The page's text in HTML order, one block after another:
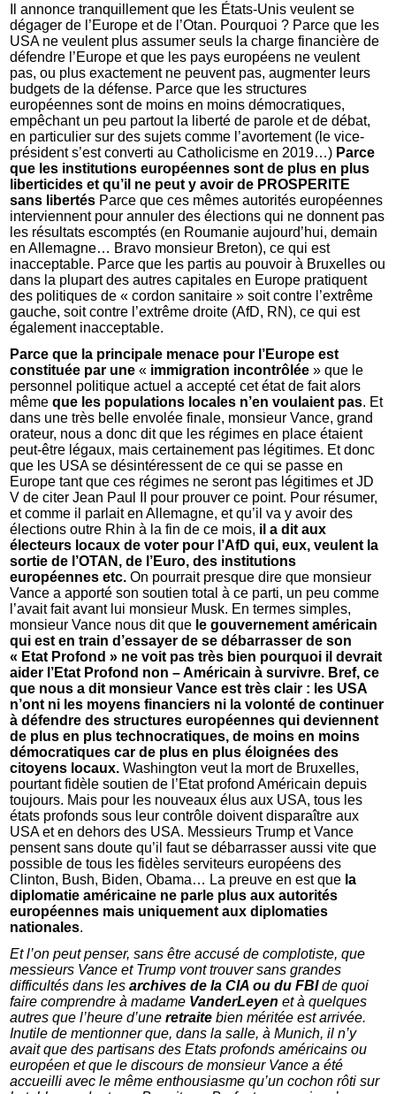
Il annonce tranquillement que les États-Unis veulent se
dégager de l’Europe et de l’Otan. Pourquoi ? Parce que les
USA ne veulent plus assumer seuls la charge financière de
défendre l’Europe et que les pays européens ne veulent
pas, ou plus exactement ne peuvent pas, augmenter leurs
budgets de la défense. Parce que les structures
européennes sont de moins en moins démocratiques,
empêchant un peu partout la liberté de parole et de débat,
en particulier sur des sujets comme l’avortement (le vice-
président s’est converti au Catholicisme en 2019…) Parce
que les institutions européennes sont de plus en plus
liberticides et qu’il ne peut y avoir de PROSPERITE
sans libertés Parce que ces mêmes autorités européennes
interviennent pour annuler des élections qui ne donnent pas
les résultats escomptés (en Roumanie aujourd’hui, demain
en Allemagne… Bravo monsieur Breton), ce qui est
inacceptable. Parce que les partis au pouvoir à Bruxelles ou
dans la plupart des autres capitales en Europe pratiquent
des politiques de « cordon sanitaire » soit contre l’extrême
gauche, soit contre l’extrême droite (AfD, RN), ce qui est
également inacceptable.
Parce que la principale menace pour l’Europe est
constituée par une « immigration incontrôlée » que le
personnel politique actuel a accepté cet état de fait alors
mêmeque les populations locales n’en voulaient pas. Et
dans une très belle envolée finale, monsieur Vance, grand
orateur, nous a donc dit que les régimes en place étaient
peut-être légaux, mais certainement pas légitimes. Et donc
que les USA se désintéressent de ce qui se passe en
Europe tant que ces régimes ne seront pas légitimes et JD
V de citer Jean Paul II pour prouver ce point. Pour résumer,
et comme il parlait en Allemagne, et qu’il va y avoir des
élections outre Rhin à la fin de ce mois, il a dit aux
électeurs locaux de voter pour l’AfD qui, eux, veulent la
sortie de l’OTAN, de l’Euro, des institutions
européennes etc. On pourrait presque dire que monsieur
Vance a apporté son soutien total à ce parti, un peu comme
l’avait fait avant lui monsieur Musk. En termes simples,
monsieur Vance nous dit que le gouvernement américain
qui est en train d’essayer de se débarrasser de son
« Etat Profond » ne voit pas très bien pourquoi il devrait
aider l’Etat Profond non – Américain à survivre. Bref, ce
que nous a dit monsieur Vance est très clair : les USA
n’ont ni les moyens financiers ni la volonté de continuer
à défendre des structures européennes qui deviennent
de plus en plus technocratiques, de moins en moins
démocratiques car de plus en plus éloignées des
citoyens locaux. Washington veut la mort de Bruxelles,
pourtant fidèle soutien de l’Etat profond Américain depuis
toujours. Mais pour les nouveaux élus aux USA, tous les
états profonds sous leur contrôle doivent disparaître aux
USA et en dehors des USA. Messieurs Trump et Vance
pensent sans doute qu’il faut se débarrasser aussi vite que
possible de tous les fidèles serviteurs européens des
Clinton, Bush, Biden, Obama… La preuve en est que la
diplomatie américaine ne parle plus aux autorités
européennes mais uniquement aux diplomaties
nationales.
Et l’on peut penser, sans être accusé de complotiste, que
messieurs Vance et Trump vont trouver sans grandes
difficultés dans lesarchives de la CIA ou du FBIde quoi
faire comprendre à madame VanderLeyen et à quelques
autres que l’heure d’uneretraite bien méritée est arrivée.
Inutile de mentionner que, dans la salle, à Munich, il n’y
avait que des partisans des Etats profonds américains ou
européen et que le discours de monsieur Vance a été
accueilli avec le même enthousiasme qu’un cochon rôti sur